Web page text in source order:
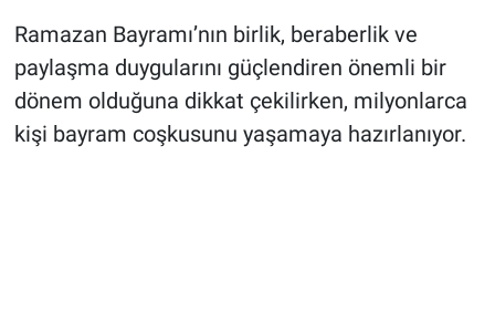
Ramazan Bayramı’nın birlik, beraberlik ve
paylaşma duygularını güçlendiren önemli bir
dönem olduğuna dikkat çekilirken, milyonlarca
kişi bayram coşkusunu yaşamaya hazırlanıyor.